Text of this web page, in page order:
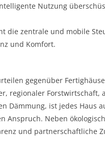
Nutzung
die zentrale und mobile
und Komfort.
gegenüber
regionaler Forstwirtschaft,
Dämmung, ist jedes Haus
Anspruch. Neben
und partnerschaftliche